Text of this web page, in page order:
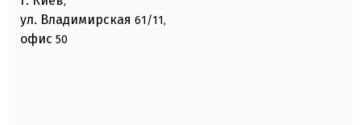
ул. Владимирская 61/11,
офис 50